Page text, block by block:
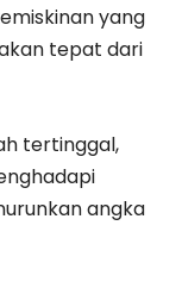
yang
tepat dari
tertinggal,
angka